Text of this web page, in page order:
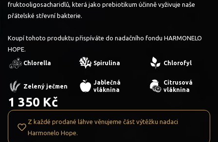
fruktooligosacharidlů, která jako prebiotikum účinně vyživuje naše
přátelské střevní bakterie.
Koupí tohoto produktu přispíváte do nadačního fondu HARMONELO
HOPE.
Chlorella Spirulina Chlorofyl
Zelený ječmen
Jablečná
vláknina
Citrusová
vláknina
1 350 Kč
Z každé prodané láhve věnujeme část výtěžku nadaci
Harmonelo Hope.